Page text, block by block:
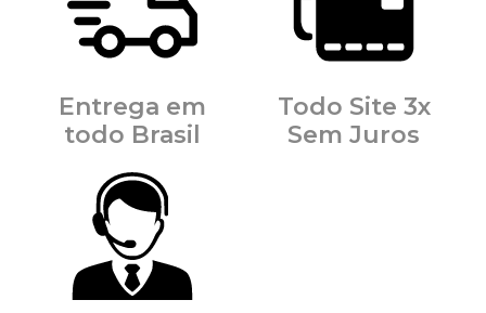
Entrega em
todo Brasil
Todo Site 3x
Sem Juros